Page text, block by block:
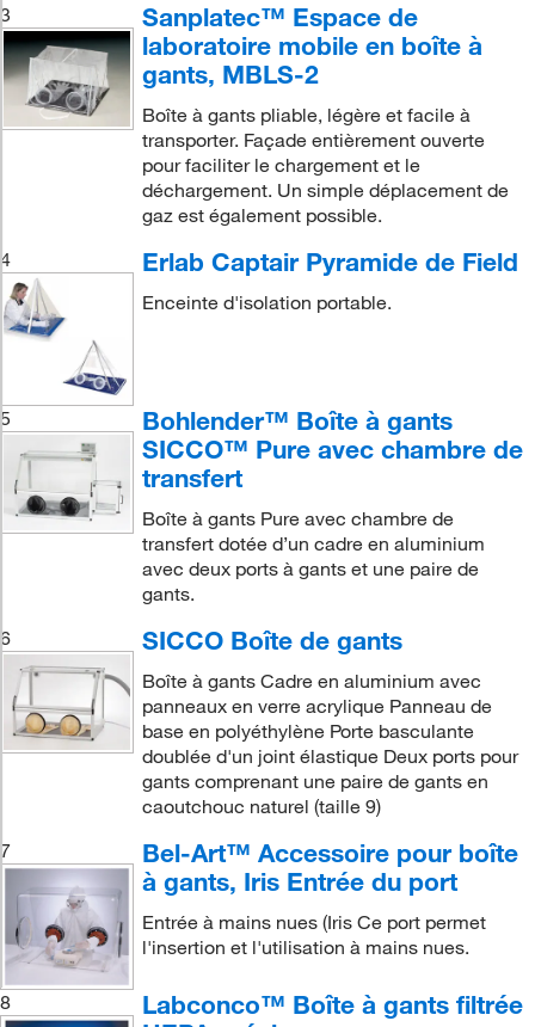
3
Sanplatec™ Espace de
laboratoire mobile en boîte à
gants, MBLS-2
Boîte à gants pliable, légère et facile à
transporter. Façade entièrement ouverte
pour faciliter le chargement et le
déchargement. Un simple déplacement de
gaz est également possible.
4
Erlab Captair Pyramide de Field
Enceinte d'isolation portable.
5
Bohlender™ Boîte à gants
SICCO™ Pure avec chambre de
transfert
Boîte à gants Pure avec chambre de
transfert dotée d’un cadre en aluminium
avec deux ports à gants et une paire de
gants.
6
SICCO Boîte de gants
Boîte à gants Cadre en aluminium avec
panneaux en verre acrylique Panneau de
base en polyéthylène Porte basculante
doublée d'un joint élastique Deux ports pour
gants comprenant une paire de gants en
caoutchouc naturel (taille 9)
7
Bel-Art™ Accessoire pour boîte
à gants, Iris Entrée du port
Entrée à mains nues (Iris Ce port permet
l'insertion et l'utilisation à mains nues.
8
Labconco™ Boîte à gants filtrée